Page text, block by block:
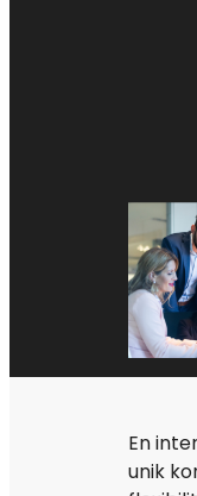
En
unik